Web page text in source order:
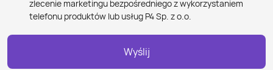
zlecenie marketingu bezpośredniego z wykorzystaniem
telefonu produktów lub usług P4 Sp. z o.o.
Wyślij